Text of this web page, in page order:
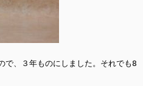
、３年ものにしました。それでも8